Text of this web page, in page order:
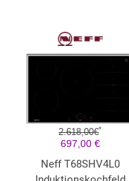
2.618,00€*
697,00 €
Neff T68SHV4L0